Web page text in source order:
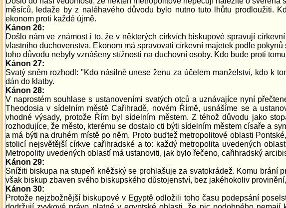
měsíců, ledaže by z naléhavého důvodu bylo nutno tuto lhůtu prodloužiti.
ekonom proti každé újmě.
Kánon 26:
Došlo nám ve známost i to, že v některých církvích biskupové spravují
vlastního duchovenstva. Ekonom má spravovati církevní majetek podle
toho důvodu nebyly vznášeny stížnosti na duchovní osoby. Kdo bude proti
Kánon 27:
Svatý sněm rozhodl: "Kdo násilně unese ženu za účelem manželství, kdo k
dán do klatby.
Kánon 28:
V naprostém souhlase s ustanoveními svatých otců a uznávajíce nyní
Theodosia v sídelním městě Cařihradě, novém Římě, usnášíme se a
vhodné výsady, protože Řím byl sídelním městem. Z téhož důvodu jako
rozhodujíce, že město, kterému se dostalo cti býti sídelním městem císaře a
a má býti na druhém místě po něm. Proto buďtež metropolitové oblasti
stolicí nejsvětější církve cařihradské a to: každý metropolita uvedených
Metropolity uvedených oblastí má ustanoviti, jak bylo řečeno, cařihradský
Kánon 29:
Snížiti biskupa na stupeň kněžský se prohlašuje za svatokrádež. Komu
však biskup zbaven svého biskupského důstojenství, bez jakéhokoliv
Kánon 30:
Protože nejzbožnější biskupové v Egyptě odložili toho času podepsání